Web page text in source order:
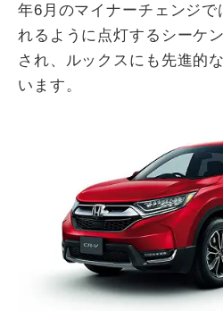
年6月のマイナーチェンジ
れるように点灯するシーケ
され、ルックスにも先進的
います。